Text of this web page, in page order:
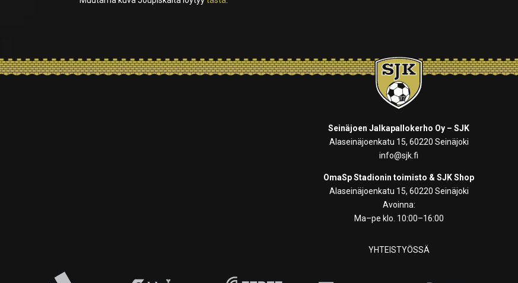
Seinäjoen Jalkapallokerho Oy – SJK
Alaseinäjoenkatu 15, 60220 Seinäjoki
info@sjk.fi
OmaSp Stadionin toimisto & SJK Shop
Alaseinäjoenkatu 15, 60220 Seinäjoki
Avoinna:
Ma–pe klo. 10:00–16:00
YHTEISTYÖSSÄ